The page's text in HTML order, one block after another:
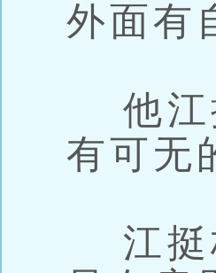
外面有
他江
有可无
江挺